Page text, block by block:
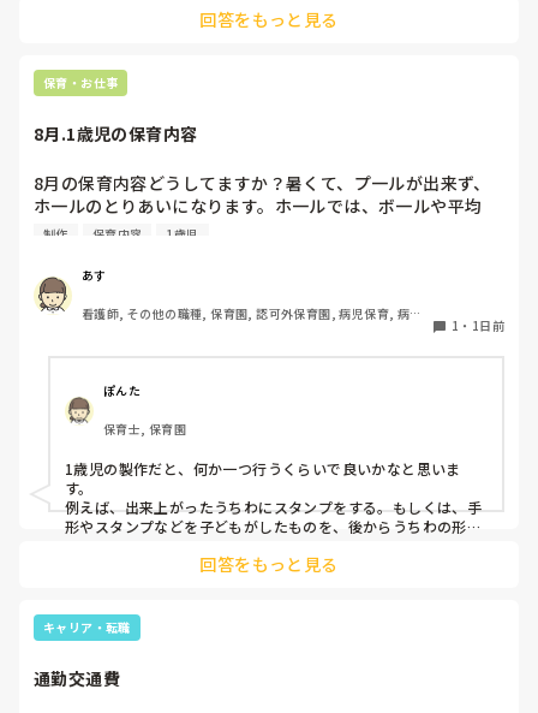
た、ストッパー付きキャスターをつけたロー棚を仕切りにすれ
り、脚元に水入りペットボトルなどの重りを付けて補強してみ
てくださいね。安全で使いやすい方法が見つかるよう応援して
回答をもっと見る
保育・お仕事
8月.1歳児の保育内容
8月の保育内容どうしてますか？暑くて、プ一ルが出来ず、
ホ一ルのとりあいになります。ホ一ルでは、ボ一ルや平均
台、風船で遊んでいます。製作で、うちわや望遠鏡や風鈴🎐
クラスです、玩具で遊ばせながら、何人かずつよんで、やっ
ています。何か、いいアイデアや、工夫など、何でもいいの
で、教えて下さい。
制作 保育内容 1歳児
あす
看護師, その他の職種, 保育園, 認可外保育園, 病児保育, 病院
1 ・ 1日前
ぽんた
保育士, 保育園
1歳児の製作だと、何か一つ行うくらいで良いかなと思いま
す。
例えば、出来上がったうちわにスタンプをする。もしくは、手
形やスタンプなどを子どもがしたものを、後からうちわの形に
雨遊び、氷遊び、など間食遊びをたくさん行っています。
す！いつもと違うおもちゃ、室内に興味津々です！
回答をもっと見る
キャリア・転職
通勤交通費